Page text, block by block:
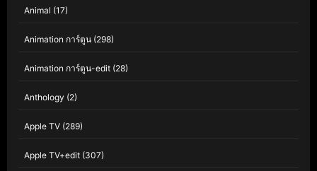
Animal (17)
Animation การ์ตูน (298)
Animation การ์ตูน-edit (28)
Anthology (2)
Apple TV (289)
Apple TV+edit (307)